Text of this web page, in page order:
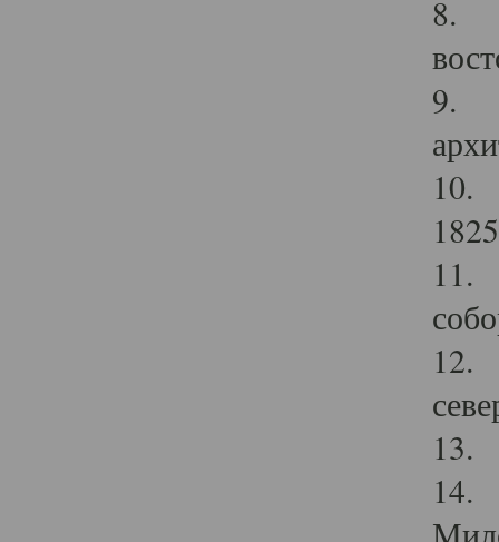
8.
9.
10.
11.
12.
13.
14.